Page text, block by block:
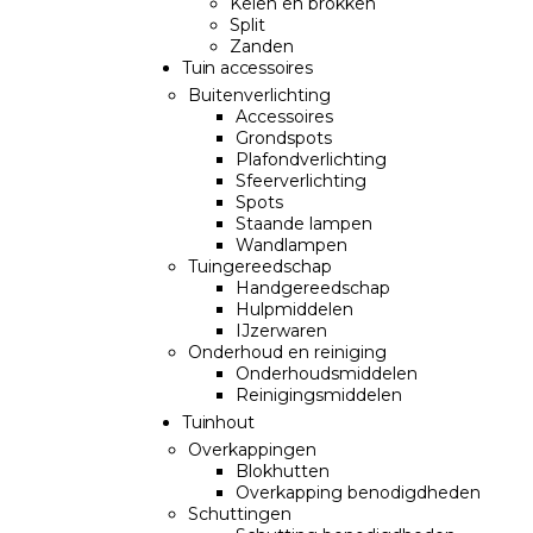
Split
Zanden
Tuin accessoires
Buitenverlichting
Accessoires
Grondspots
Plafondverlichting
Sfeerverlichting
Spots
Staande lampen
Wandlampen
Tuingereedschap
Handgereedschap
Hulpmiddelen
IJzerwaren
Onderhoud en reiniging
Onderhoudsmiddelen
Reinigingsmiddelen
Tuinhout
Overkappingen
Blokhutten
Overkapping benodigdheden
Schuttingen